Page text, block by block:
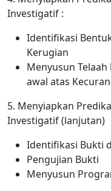
Investigatif :
Identifikasi
Kerugian
Menyusun
awal atas
5. Menyiapkan
Investigatif (lanjutan)
Identifikasi Bukti
Pengujian Bukti
Menyusun